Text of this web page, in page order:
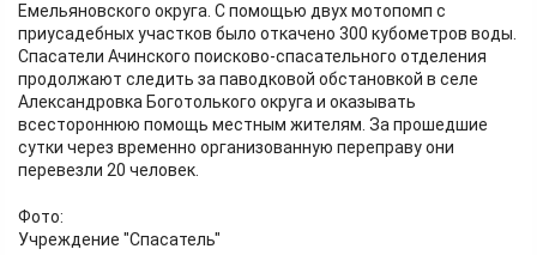
Емельяновского округа. С помощью двух мотопомп с
приусадебных участков было откачено 300 кубометров воды.
Спасатели Ачинского поисково-спасательного отделения
продолжают следить за паводковой обстановкой в селе
Александровка Боготолького округа и оказывать
всестороннюю помощь местным жителям. За прошедшие
сутки через временно организованную переправу они
перевезли 20 человек.
Фото:
Учреждение "Спасатель"